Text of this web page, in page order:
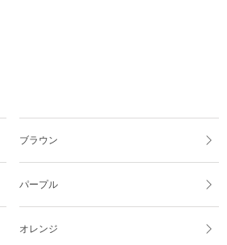
ブラウン
パープル
オレンジ